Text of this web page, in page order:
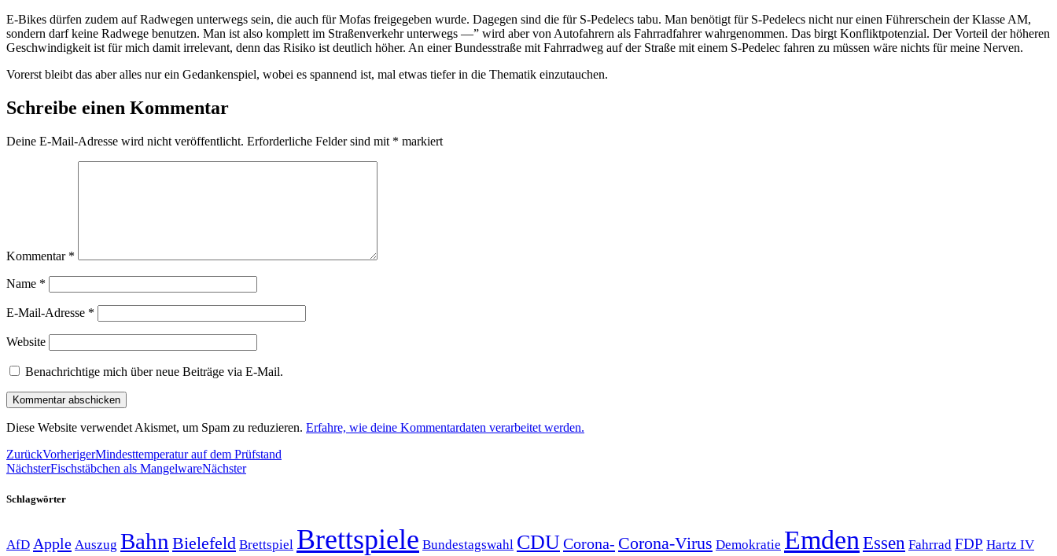
E-Bikes dürfen zudem auf Radwegen unterwegs sein, die auch für Mofas freigegeben wurde. Dagegen sind die für S-Pedelecs tabu. Man benötigt für S-Pedelecs nicht nur einen Führerschein der Klasse AM,
sondern darf keine Radwege benutzen. Man ist also komplett im Straßenverkehr unterwegs —” wird aber von Autofahrern als Fahrradfahrer wahrgenommen. Das birgt Konfliktpotenzial. Der Vorteil der höheren
Geschwindigkeit ist für mich damit irrelevant, denn das Risiko ist deutlich höher. An einer Bundesstraße mit Fahrradweg auf der Straße mit einem S-Pedelec fahren zu müssen wäre nichts für meine Nerven.
Vorerst bleibt das aber alles nur ein Gedankenspiel, wobei es spannend ist, mal etwas tiefer in die Thematik einzutauchen.
Schreibe einen Kommentar
Deine E-Mail-Adresse wird nicht veröffentlicht. Erforderliche Felder sind mit * markiert
Kommentar *
Name *
E-Mail-Adresse *
Website
Benachrichtige mich über neue Beiträge via E-Mail.
Diese Website verwendet Akismet, um Spam zu reduzieren. Erfahre, wie deine Kommentardaten verarbeitet werden.
ZurückVorherigerMindesttemperatur auf dem Prüfstand
NächsterFischstäbchen als MangelwareNächster
Schlagwörter
AfD Apple Auszug Bahn Bielefeld Brettspiel Brettspiele Bundestagswahl CDUCorona- Corona-Virus Demokratie Emden Essen Fahrrad FDP Hartz IV